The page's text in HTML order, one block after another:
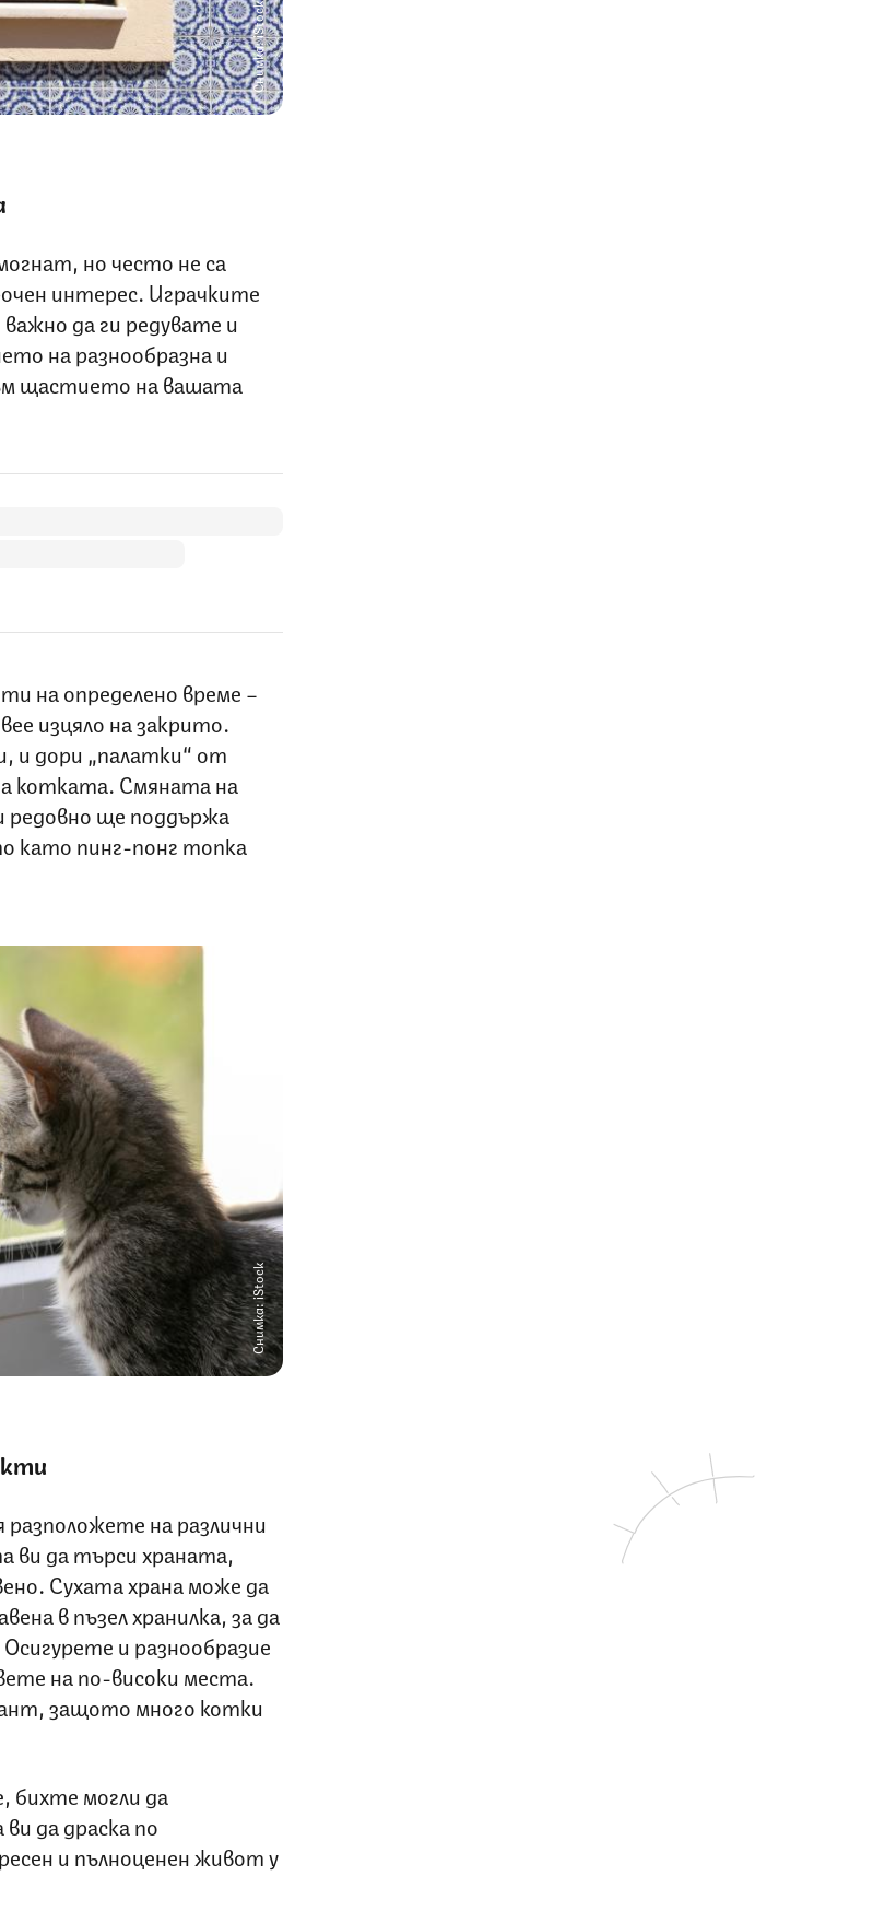
Снимка: iStock
но често не са
интерес. Играчките
да ги редувате и
на разнообразна и
щастието на вашата
на определено време –
изцяло на закрито.
и дори „палатки“ от
котката. Смяната на
ще поддържа
като пинг-понг топка
Снимка: iStock
на различни
ви да търси храната,
Сухата храна може да
в пъзел хранилка, за да
и разнообразие
на по-високи места.
защото много котки
бихте могли да
да драска по
и пълноценен живот у